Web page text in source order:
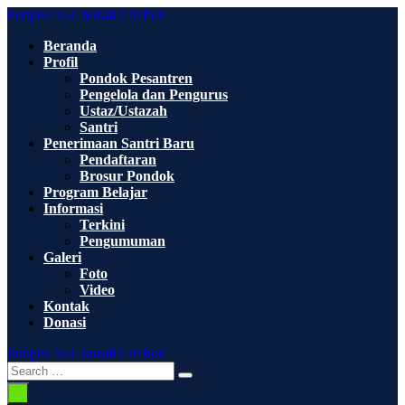
Skip
content
Ponpes Al-Ghozali Cirebon
Beranda
Profil
Pondok Pesantren
Pengelola dan Pengurus
Ustaz/Ustazah
Santri
Penerimaan Santri Baru
Pendaftaran
Brosur Pondok
Program Belajar
Informasi
Terkini
Pengumuman
Galeri
Foto
Video
Kontak
Donasi
Ponpes Al-Ghozali Cirebon
Search
Toggle
Search
for: